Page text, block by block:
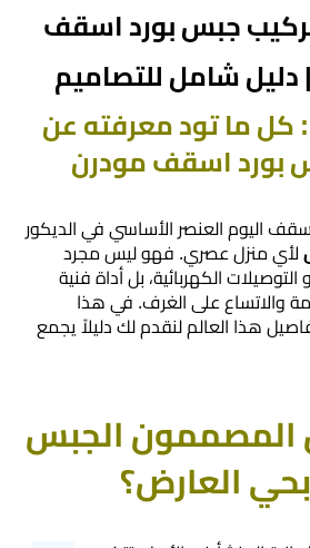
جبس بورد اسقف
شامل للتصاميم
كل ما تود معرفته عن
بورد اسقف مودرن
اليوم العنصر الأساسي في الديكور
لأي منزل عصري. فهو ليس مجرد
الكهربائية، بل أداة فنية
والاتساع على الغرف. في هذا
هذا العالم لنقدم لك دليلاً يجمع
المصممون الجبس
العارض؟